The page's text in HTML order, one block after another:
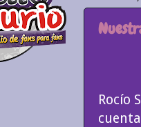
Rocío